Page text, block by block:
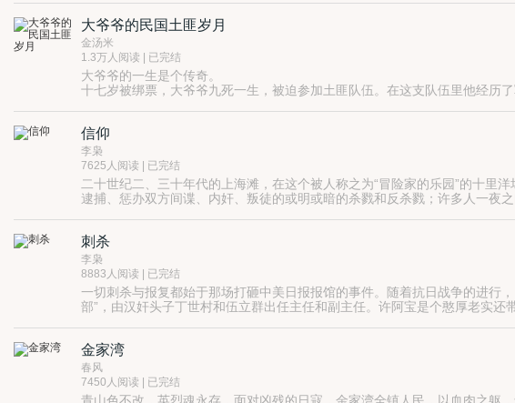
大爷爷的民国土匪岁月
金汤米
1.3万人阅读 | 已完结
大爷爷的一生是个传奇。
十七岁被绑票，大爷爷九死一生，被迫参加土匪队伍。在这支队伍里他经历
信仰
李枭
7625人阅读 | 已完结
二十世纪二、三十年代的上海滩，在这个被人称之为“冒险家的乐园”的十里
逮捕、惩办双方间谍、内奸、叛徒的或明或暗的杀戮和反杀戮；许多人一夜
刺杀
李枭
8883人阅读 | 已完结
一切刺杀与报复都始于那场打砸中美日报报馆的事件。随着抗日战争的进行
部”，由汉奸头子丁世村和伍立群出任主任和副主任。许阿宝是个憨厚老实
金家湾
春风
7450人阅读 | 已完结